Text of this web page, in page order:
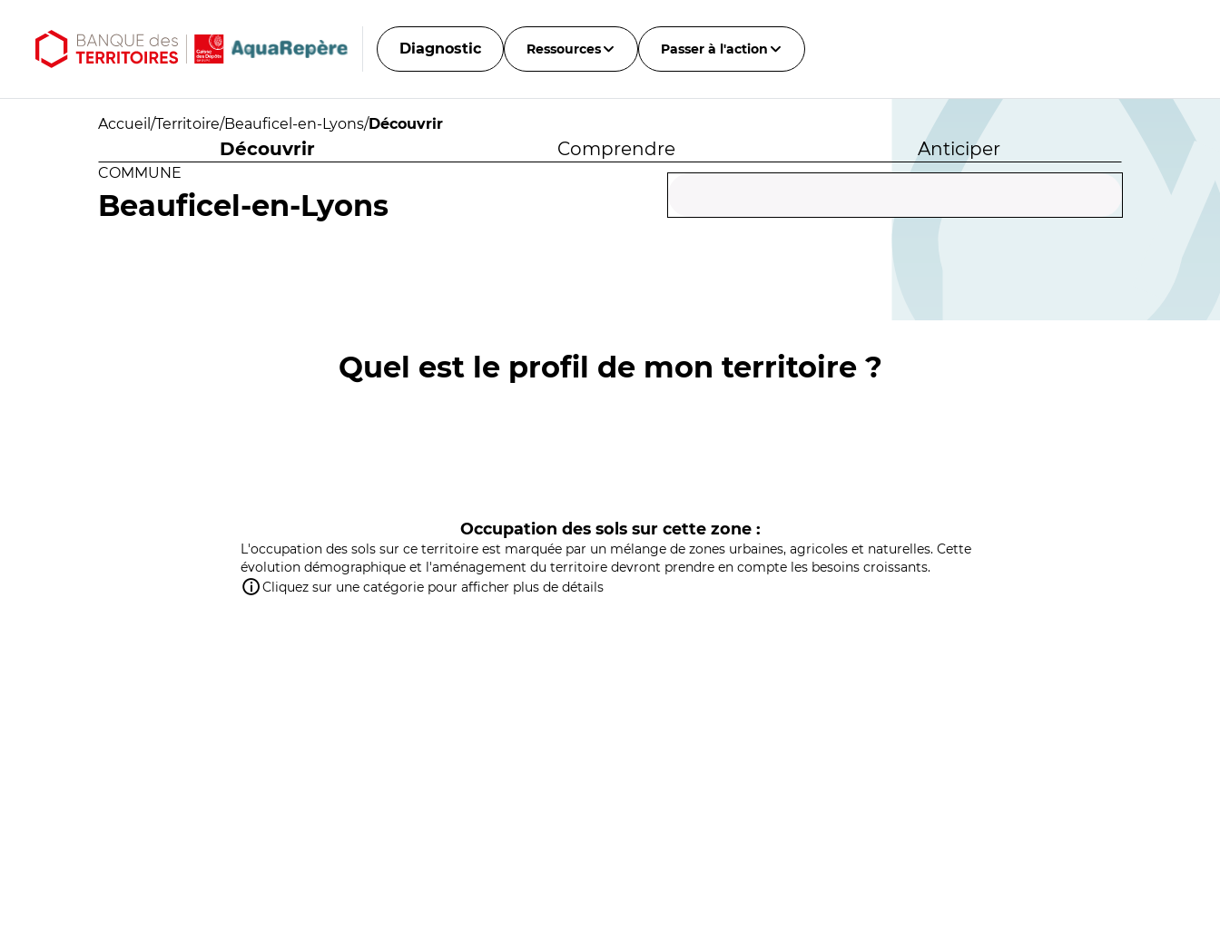
Diagnostic Ressources Passer à l'action
Accueil /Territoire/Beauficel-en-Lyons/Découvrir
Découvrir Comprendre Anticiper
COMMUNE
Beauficel-en-Lyons
Quel est le profil de mon territoire ?
Occupation des sols sur cette zone :
L'occupation des sols sur ce territoire est marquée par un mélange de zones urbaines, agricoles et naturelles. Cette
évolution démographique et l'aménagement du territoire devront prendre en compte les besoins croissants.
Cliquez sur une catégorie pour afficher plus de détails